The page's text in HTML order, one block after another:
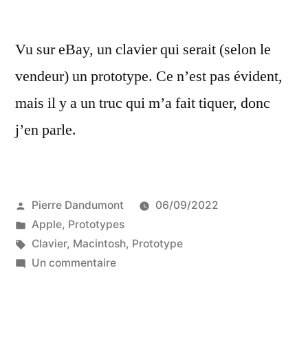
Vu sur eBay, un clavier qui serait (selon le
vendeur) un prototype. Ce n’est pas évident,
mais il y a un truc qui m’a fait tiquer, donc
j’en parle.
Publié
par
Pierre Dandumont
06/09/2022
Publié
dans
Apple, Prototypes
Étiquettes :
Clavier, Macintosh, Prototype
Un commentairesur